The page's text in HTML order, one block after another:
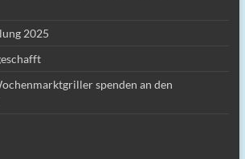
2025
spenden an den